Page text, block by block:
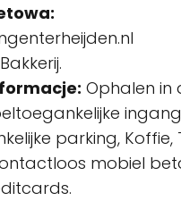
Bakkerij.
Ophalen in
parking, Koffie,
mobiel